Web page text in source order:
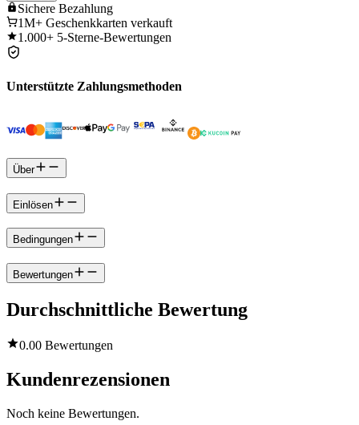
Sichere Bezahlung
1M+ Geschenkkarten verkauft
1.000+ 5-Sterne-Bewertungen
Unterstützte Zahlungsmethoden
Über
Einlösen
Bedingungen
Bewertungen
Durchschnittliche Bewertung
0.00 Bewertungen
Kundenrezensionen
Noch keine Bewertungen.